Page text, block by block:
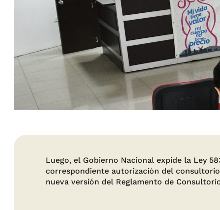
Luego, el Gobierno Nacional expide la Ley
correspondiente autorización del
nueva versión del Reglamento de